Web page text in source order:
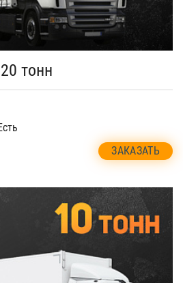
тонн
ЗАКАЗАТЬ